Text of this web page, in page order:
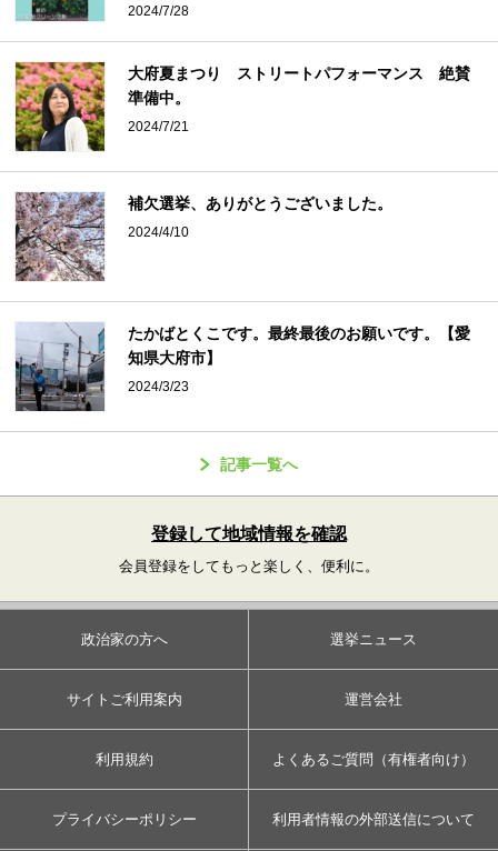
2024/7/28
大府夏まつり ストリートパフォーマンス 絶賛
準備中。
2024/7/21
補欠選挙、ありがとうございました。
2024/4/10
たかばとくこです。最終最後のお願いです。【愛
知県大府市】
2024/3/23
記事一覧へ
登録して地域情報を確認
会員登録をしてもっと楽しく、便利に。
政治家の方へ 選挙ニュース
サイトご利用案内 運営会社
利用規約 よくあるご質問（有権者向け）
プライバシーポリシー 利用者情報の外部送信について